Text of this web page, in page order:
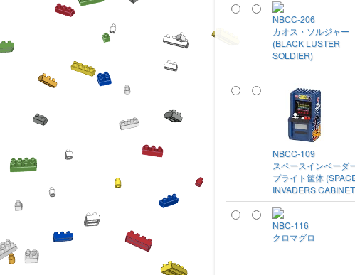
NBCC-206
カオス・ソルジャー
(BLACK LUSTER
SOLDIER)
NBCC-109
スペースインベーダ
プライト筐体
INVADERS
NBC-116
クロマグロ